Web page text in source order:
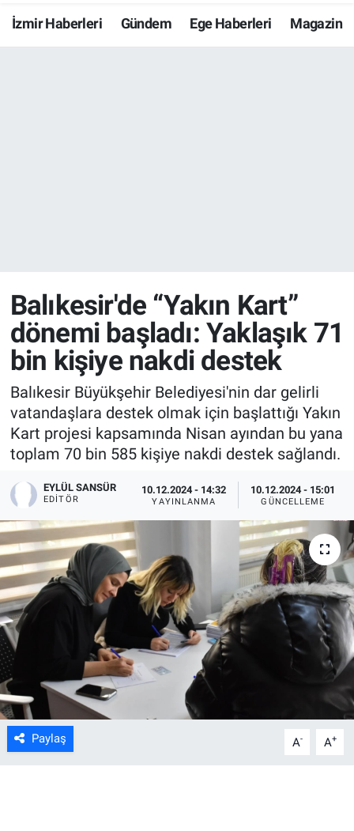
İzmir Haberleri Gündem Ege Haberleri Magazin
Balıkesir'de “Yakın Kart”
dönemi başladı: Yaklaşık 71
bin kişiye nakdi destek
Balıkesir Büyükşehir Belediyesi'nin dar gelirli
vatandaşlara destek olmak için başlattığı Yakın
Kart projesi kapsamında Nisan ayından bu yana
toplam 70 bin 585 kişiye nakdi destek sağlandı.
EYLÜL SANSÜR
EDITÖR
10.12.2024 - 14:32
YAYINLANMA
10.12.2024 - 15:01
GÜNCELLEME
Paylaş A- A+
Resmi İlanlar